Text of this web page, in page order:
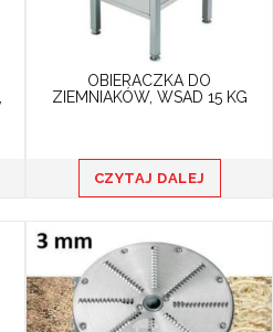
OBIERACZKA DO
ZIEMNIAKÓW, WSAD 15 KG
CZYTAJ DALEJ